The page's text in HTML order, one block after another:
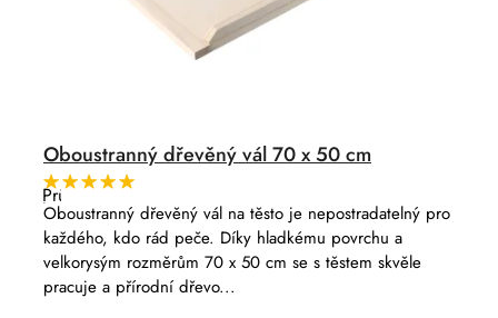
Oboustranný dřevěný vál 70 x 50 cm
Průměrné
hodnocení
produktu
je
5,0
z
5
hvězdiček.
Oboustranný dřevěný vál na těsto je nepostradatelný pro
každého, kdo rád peče. Díky hladkému povrchu a
velkorysým rozměrům 70 x 50 cm se s těstem skvěle
pracuje a přírodní dřevo...